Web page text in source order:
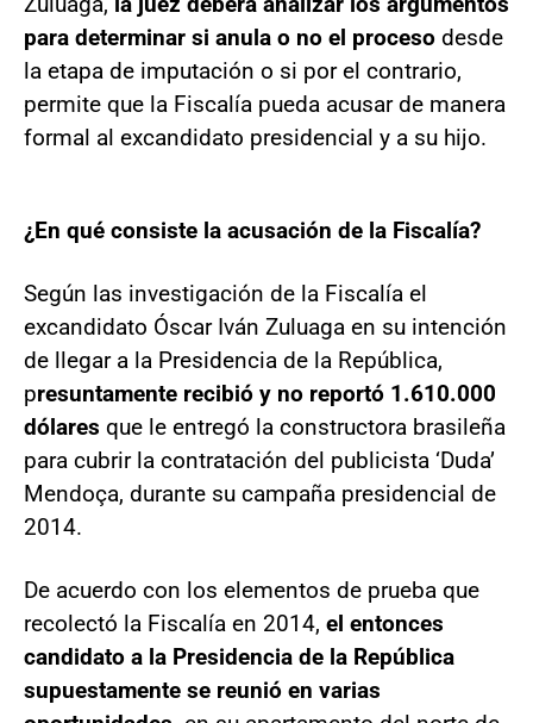
para determinar si anula o no el proceso desde
la etapa de imputación o si por el contrario,
permite que la Fiscalía pueda acusar de manera
formal al excandidato presidencial y a su hijo.
¿En qué consiste la acusación de la Fiscalía?
Según las investigación de la Fiscalía el
excandidato Óscar Iván Zuluaga en su intención
de llegar a la Presidencia de la República,
presuntamente recibió y no reportó 1.610.000
dólares que le entregó la constructora brasileña
para cubrir la contratación del publicista ‘Duda’
Mendoça, durante su campaña presidencial de
2014.
De acuerdo con los elementos de prueba que
recolectó la Fiscalía en 2014, el entonces
candidato a la Presidencia de la República
supuestamente se reunió en varias